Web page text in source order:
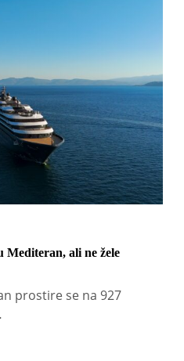
Mediteran, ali ne žele
prostire se na 927